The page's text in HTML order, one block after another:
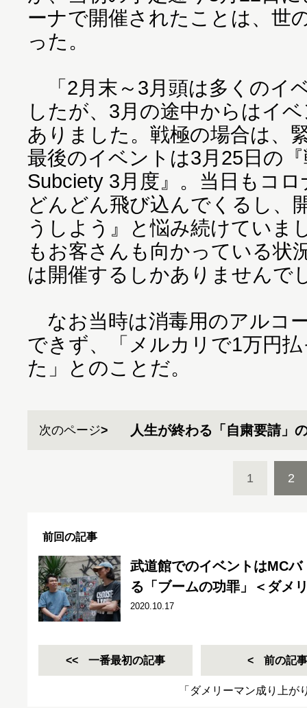
ーナで開催されたことは、世
った。
「2月末～3月頭は多くのイ
したが、3月の途中からはイ
ありました。戦極の場合は、
最後のイベントは3月25日の
Subciety 3月度』。当日もコ
どんどん飛び込んでくるし、
うしよう』と悩み続けていま
もお客さんも向かっている状
は開催するしかありませんで
なお当時は消毒用のアルコ
できず、「メルカリで1万円
た」とのことだ。
次のページ 人生が終わる「自粛要請」
1 2
前回の記事
武道館でのイベントはMC
る「ブームの功罪」＜ダメ
2020.10.17
一番最初の記事 前の記事
「ダメリーマン成り上が